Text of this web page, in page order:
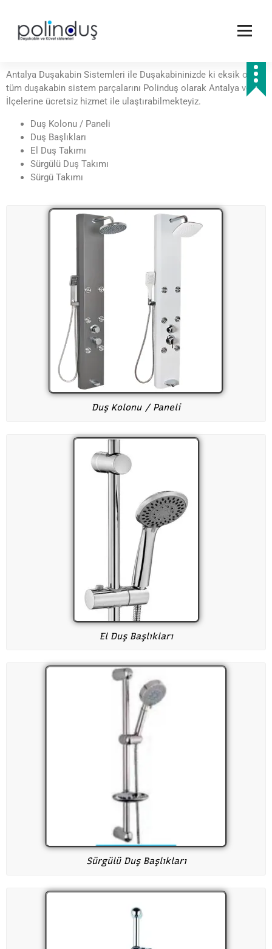
Antalya Duşakabin Sistemleri ile Duşakabininizde ki eksik olan
tüm duşakabin sistem parçalarını Polinduş olarak Antalya ve
İlçelerine ücretsiz hizmet ile ulaştırabilmekteyiz.
Duş Kolonu / Paneli
Duş Başlıkları
El Duş Takımı
Sürgülü Duş Takımı
Sürgü Takımı
Duş Kolonu / Paneli
El Duş Başlıkları
Sürgülü Duş Başlıkları